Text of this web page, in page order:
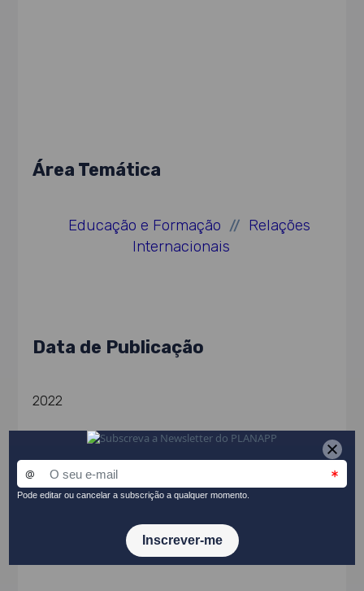
Área Temática
Educação e Formação // Relações
Internacionais
Data de Publicação
2022
Entidade Promotora
Camões - Instituto da Cooperação e da Língua